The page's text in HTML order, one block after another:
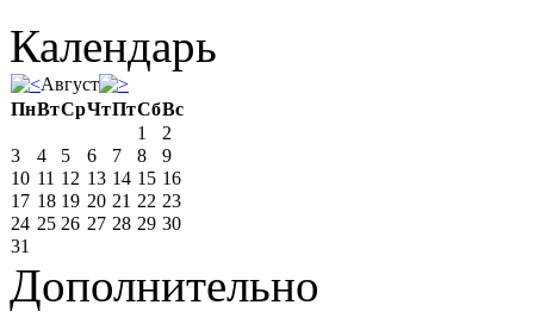
Календарь
Август
ПнВтСрЧтПтСбВс
1
2
3
4 5 6 7 8
9
10 11 12 13 14 15 16
17 18 19 20 21 22 23
24 25 26 27 28 29 30
31
Дополнительно